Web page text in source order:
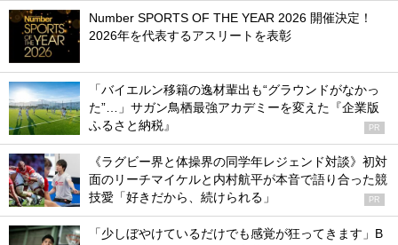
Number SPORTS OF THE YEAR 2026 開催決定！
2026年を代表するアスリートを表彰
「バイエルン移籍の逸材輩出も“グラウンドがなかっ
た”…」サガン鳥栖最強アカデミーを変えた『企業版
ふるさと納税』
PR
《ラグビー界と体操界の同学年レジェンド対談》初対
面のリーチマイケルと内村航平が本音で語り合った競
技愛「好きだから、続けられる」
PR
「少しぼやけているだけでも感覚が狂ってきます」B